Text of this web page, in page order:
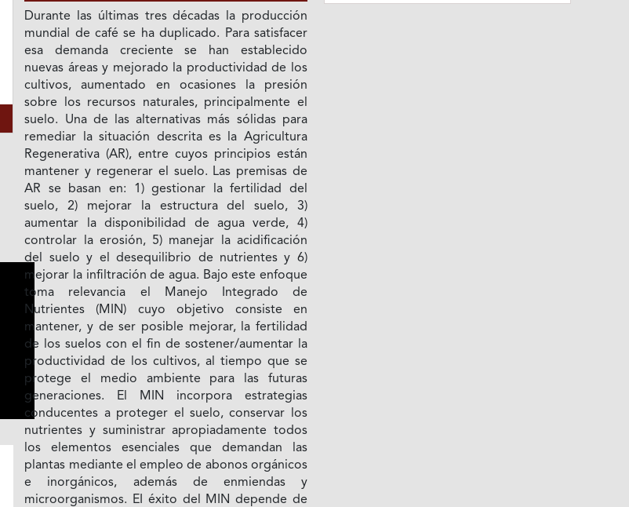
Durante las últimas tres décadas la producción
mundial de café se ha duplicado. Para satisfacer
esa demanda creciente se han establecido
nuevas áreas y mejorado la productividad de los
cultivos, aumentado en ocasiones la presión
sobre los recursos naturales, principalmente el
suelo. Una de las alternativas más sólidas para
remediar la situación descrita es la Agricultura
Regenerativa (AR), entre cuyos principios están
mantener y regenerar el suelo. Las premisas de
AR se basan en: 1) gestionar la fertilidad del
suelo, 2) mejorar la estructura del suelo, 3)
aumentar la disponibilidad de agua verde, 4)
controlar la erosión, 5) manejar la acidificación
del suelo y el desequilibrio de nutrientes y 6)
mejorar la infiltración de agua. Bajo este enfoque
toma relevancia el Manejo Integrado de
Nutrientes (MIN) cuyo objetivo consiste en
mantener, y de ser posible mejorar, la fertilidad
de los suelos con el fin de sostener/aumentar la
productividad de los cultivos, al tiempo que se
protege el medio ambiente para las futuras
generaciones. El MIN incorpora estrategias
conducentes a proteger el suelo, conservar los
nutrientes y suministrar apropiadamente todos
los elementos esenciales que demandan las
plantas mediante el empleo de abonos orgánicos
e inorgánicos, además de enmiendas y
microorganismos. EI éxito del MIN depende de